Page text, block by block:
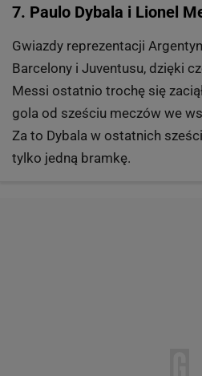
7. Paulo Dybala i Lionel
Gwiazdy reprezentacji
Barcelony i Juventusu, dzięki
Messi ostatnio trochę się
gola od sześciu meczów we
Za to Dybala w ostatnich
tylko jedną bramkę.